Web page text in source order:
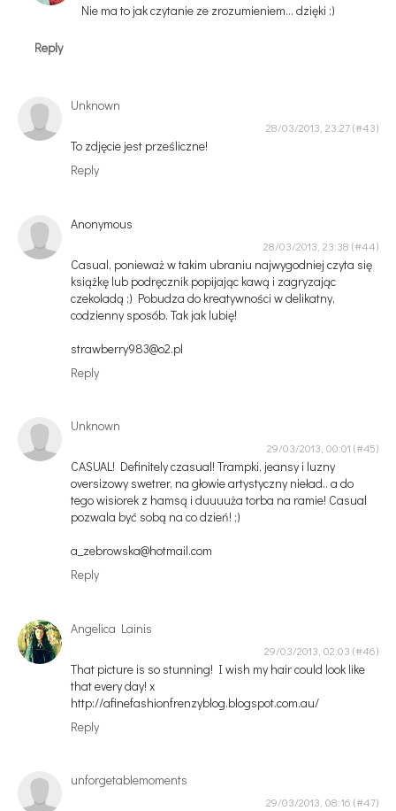
Nie ma to jak czytanie ze zrozumieniem... dzięki :)
Reply
Unknown
28/03/2013, 23:27
To zdjęcie jest prześliczne!
Reply
Anonymous
28/03/2013, 23:38
Casual, ponieważ w takim ubraniu najwygodniej czyta się
książkę lub podręcznik popijając kawą i zagryzając
czekoladą ;) Pobudza do kreatywności w delikatny,
codzienny sposób. Tak jak lubię!
strawberry983@o2.pl
Reply
Unknown
29/03/2013, 00:01
CASUAL! Definitely czasual! Trampki, jeansy i luzny
oversizowy swetrer, na głowie artystyczny nieład.. a do
tego wisiorek z hamsą i duuuuża torba na ramie! Casual
pozwala być sobą na co dzień! ;)
a_zebrowska@hotmail.com
Reply
Angelica Lainis
29/03/2013, 02:03
That picture is so stunning! I wish my hair could look like
that every day! x
http://afinefashionfrenzyblog.blogspot.com.au/
Reply
unforgetablemoments
29/03/2013, 08:16